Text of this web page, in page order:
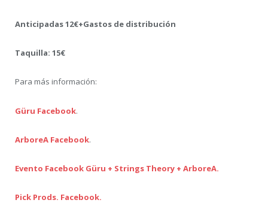
Anticipadas 12€+Gastos de distribución
Taquilla: 15€
Para más información:
Güru Facebook.
ArboreA Facebook.
Evento Facebook Güru + Strings Theory + ArboreA.
Pick Prods. Facebook.